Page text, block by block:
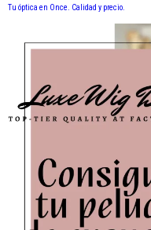
Tu óptica en Once. Calidad y precio.